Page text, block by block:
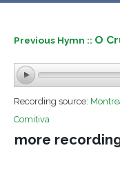
Previous Hymn :: O
Recording source:
Comitiva
more